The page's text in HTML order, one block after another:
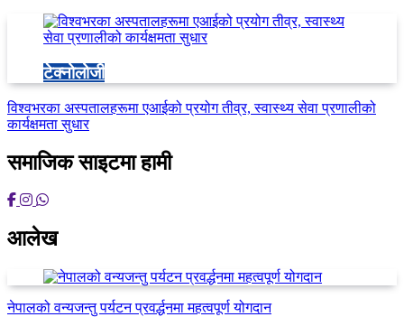
टेक्नोलोजी
विश्वभरका अस्पतालहरूमा एआईको प्रयोग तीव्र, स्वास्थ्य सेवा प्रणालीको
कार्यक्षमता सुधार
समाजिक साइटमा हामी
आलेख
नेपालको वन्यजन्तु पर्यटन प्रवर्द्धनमा महत्वपूर्ण योगदान